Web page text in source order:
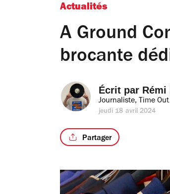
Actualités
A Ground
brocante
Écrit par Rémi
Journaliste, Time
jeudi 18 avril 2024
Partager